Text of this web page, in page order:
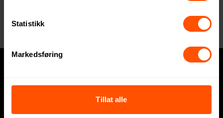
Statistikk
Markedsføring
Tillat alle
1670 NOK
Selvrensende Termoflaske
Hva trenger du?